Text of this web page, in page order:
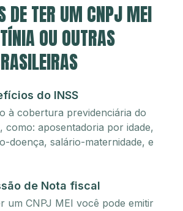
DE TER UM CNPJ MEI
OU OUTRAS
do INSS
à cobertura previdenciária do
como: aposentadoria por idade,
doença, salário-maternidade, e
de Nota fiscal
um CNPJ MEI você pode emitir